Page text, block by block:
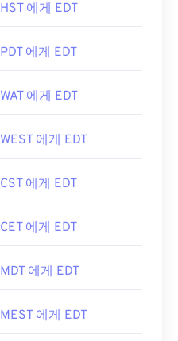
HST 에게 EDT
PDT 에게 EDT
WAT 에게 EDT
WEST 에게 EDT
CST 에게 EDT
CET 에게 EDT
MDT 에게 EDT
MEST 에게 EDT